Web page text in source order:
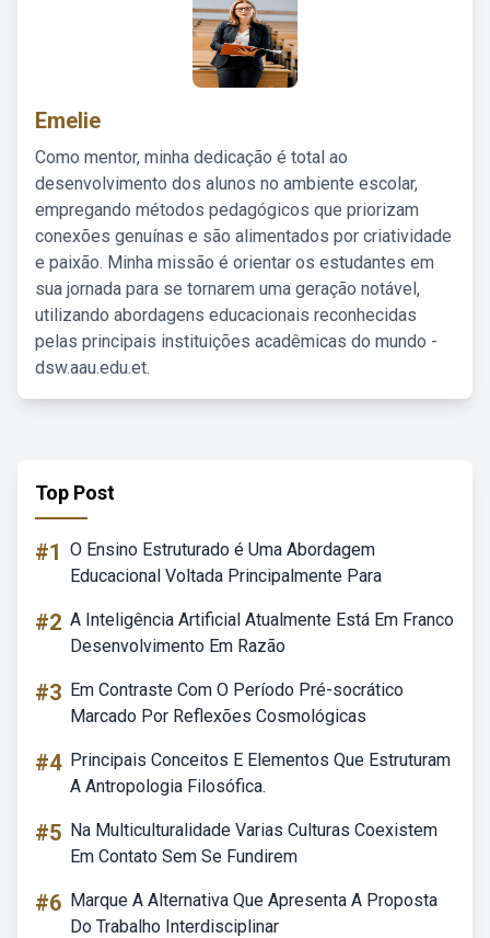
Emelie
Como mentor, minha dedicação é total ao
desenvolvimento dos alunos no ambiente escolar,
empregando métodos pedagógicos que priorizam
conexões genuínas e são alimentados por criatividade
e paixão. Minha missão é orientar os estudantes em
sua jornada para se tornarem uma geração notável,
utilizando abordagens educacionais reconhecidas
pelas principais instituições acadêmicas do mundo -
dsw.aau.edu.et.
Top Post
#1 O Ensino Estruturado é Uma Abordagem
Educacional Voltada Principalmente Para
#2 A Inteligência Artificial Atualmente Está Em Franco
Desenvolvimento Em Razão
#3 Em Contraste Com O Período Pré-socrático
Marcado Por Reflexões Cosmológicas
#4 Principais Conceitos E Elementos Que Estruturam
A Antropologia Filosófica.
#5 Na Multiculturalidade Varias Culturas Coexistem
Em Contato Sem Se Fundirem
#6 Marque A Alternativa Que Apresenta A Proposta
Do Trabalho Interdisciplinar